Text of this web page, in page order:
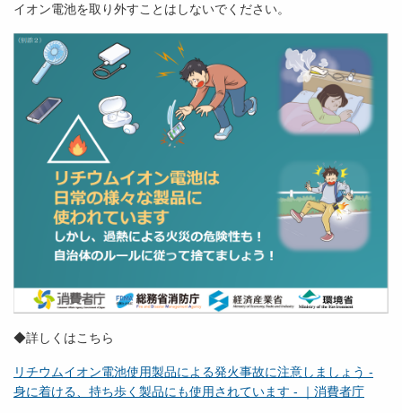
イオン電池を取り外すことはしないでください。
◆詳しくはこちら
リチウムイオン電池使用製品による発火事故に注意しましょう -
身に着ける、持ち歩く製品にも使用されています - ｜消費者庁